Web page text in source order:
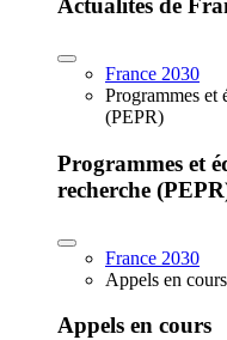
Actualités de
France 2030
Programmes et
(PEPR)
Programmes et
recherche
France 2030
Appels en cours
Appels en cours